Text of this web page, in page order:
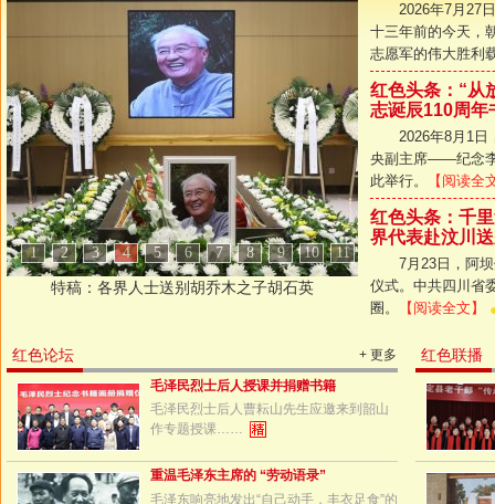
2026年7月27
十三年前的今天，
志愿军的伟大胜利
红色头条：“
志诞辰110周年
2026年8月1日
央副主席——纪念李
此举行。
【阅读全
红色头条：千
界代表赴汶川
7月23日，阿
仪式。中共四川省
圈。
【阅读全文】
红色论坛
+ 更多
毛泽民烈士后人授课并捐赠书籍
毛泽民烈士后人曹耘山先生应邀来到韶山
作专题授课……
重温毛泽东主席的 “劳动语录”
毛泽东响亮地发出“自己动手，丰衣足食”的
红色联播